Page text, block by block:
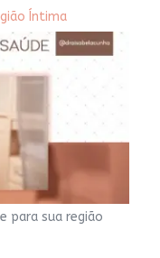
Íntima
para sua região